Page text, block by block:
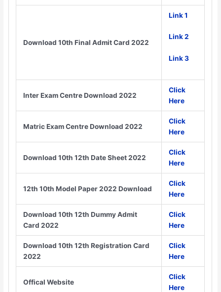
Download 10th Final Admit Card 2022
Link 1
Link 2
Link 3
Inter Exam Centre Download 2022
Click
Here
Matric Exam Centre Download 2022
Click
Here
Download 10th 12th Date Sheet 2022
Click
Here
12th 10th Model Paper 2022 Download
Click
Here
Download 10th 12th Dummy Admit
Card 2022
Click
Here
Download 10th 12th Registration Card
2022
Click
Here
Offical Website
Click
Here